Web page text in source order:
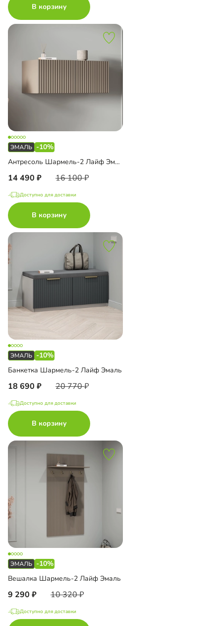
В корзину
-10%
Антресоль Шармель-2 Лайф Эмаль навесная
14 490 16 100
Доступно для доставки
В корзину
-10%
Банкетка Шармель-2 Лайф Эмаль
18 690 20 770
Доступно для доставки
В корзину
-10%
Вешалка Шармель-2 Лайф Эмаль
9 290 10 320
Доступно для доставки